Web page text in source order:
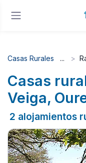
Casas Rurales
Casas
Veiga,
2 alojamientos